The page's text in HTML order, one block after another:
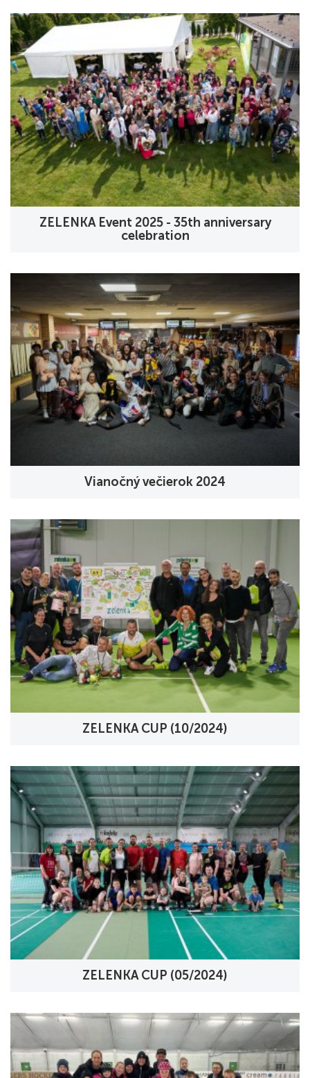
ZELENKA Event 2025 - 35th anniversary
celebration
Vianočný večierok 2024
ZELENKA CUP (10/2024)
ZELENKA CUP (05/2024)